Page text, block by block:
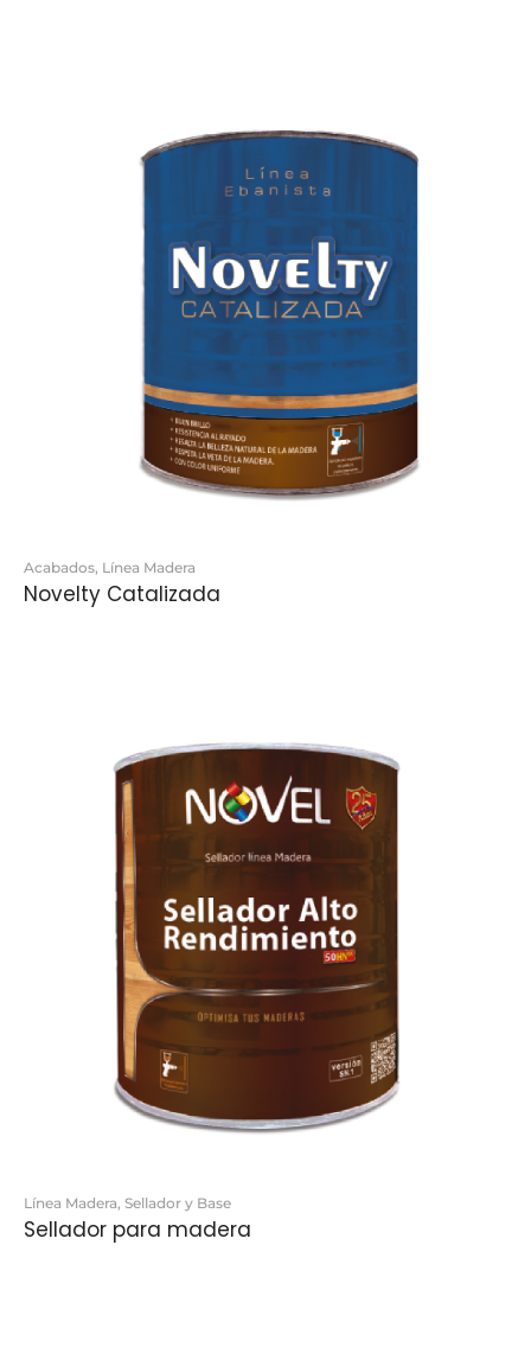
Acabados, Línea Madera
Novelty Catalizada
Línea Madera, Sellador y Base
Sellador para madera